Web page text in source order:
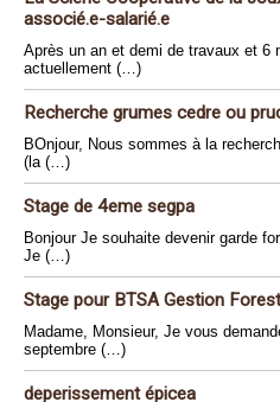
associé.e-salarié.e
Après un an et demi de travaux et 6
actuellement (…)
Recherche grumes cedre ou
BOnjour, Nous sommes à la
(la (…)
Stage de 4eme segpa
Bonjour Je souhaite devenir garde
Je (…)
Stage pour BTSA Gestion
Madame, Monsieur, Je vous
septembre (…)
deperissement épicea